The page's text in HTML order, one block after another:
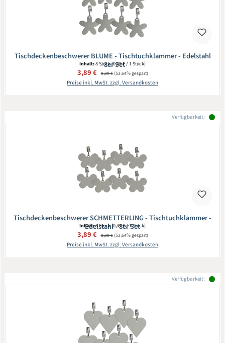
Tischdeckenbeschwerer BLUME - Tischtuchklammer - Edelstahl
- 8er Set
Inhalt:8 Stück(0,49 € / 1 Stück)
Verkaufspreis:
3,89 € Regulärer Preis:
8,39 €(53.64% gespart)
Preise inkl. MwSt. zzgl. Versandkosten
Verfügbarkeit:
Tischdeckenbeschwerer SCHMETTERLING - Tischtuchklammer -
Edelstahl - 8er Set
Inhalt:8 Stück(0,49 € / 1 Stück)
Verkaufspreis:
3,89 € Regulärer Preis:
8,39 €(53.64% gespart)
Preise inkl. MwSt. zzgl. Versandkosten
Verfügbarkeit: